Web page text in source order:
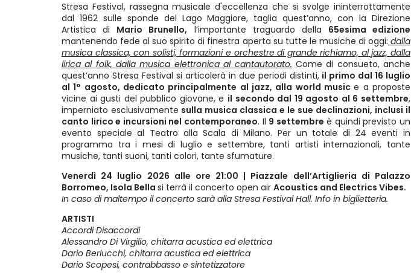
Stresa Festival, rassegna musicale d'eccellenza che si svolge ininterrottamente
dal 1962 sulle sponde del Lago Maggiore, taglia quest’anno, con la Direzione
Artistica di Mario Brunello, l’importante traguardo della 65esima edizione
mantenendo fede al suo spirito di finestra aperta su tutte le musiche di oggi: dalla
musica classica, con solisti, formazioni e orchestre di grande richiamo, al jazz, dalla
lirica al folk, dalla musica elettronica al cantautorato. Come di consueto, anche
quest’anno Stresa Festival si articolerà in due periodi distinti, il primo dal 16 luglio
al 1° agosto, dedicato principalmente al jazz, alla world musice a proposte
vicine ai gusti del pubblico giovane, e il secondo dal 19 agosto al 6 settembre,
imperniato esclusivamente sulla musica classica e le sue declinazioni, inclusi il
canto lirico e incursioni nel contemporaneo. Il 9 settembre è quindi previsto un
evento speciale al Teatro alla Scala di Milano. Per un totale di 24 eventi in
programma tra i mesi di luglio e settembre, tanti artisti internazionali, tante
musiche, tanti suoni, tanti colori, tante sfumature.
Venerdì 24 luglio 2026 alle ore 21:00 | Piazzale dell’Artiglieria di Palazzo
Borromeo, Isola Bella si terrà il concerto open air Acoustics and Electrics Vibes.
In caso di maltempo il concerto sarà alla Stresa Festival Hall. Info in biglietteria.
ARTISTI
Accordi Disaccordi
Alessandro Di Virgilio, chitarra acustica ed elettrica
Dario Berlucchi, chitarra acustica ed elettrica
Dario Scopesi, contrabbasso e sintetizzatore